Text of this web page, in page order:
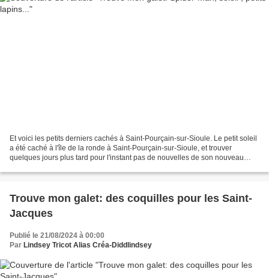
Et voici les petits derniers cachés à Saint-Pourçain-sur-Sioule. Le petit soleil
a été caché à l'île de la ronde à Saint-Pourçain-sur-Sioule, et trouver
quelques jours plus tard pour l'instant pas de nouvelles de son nouveau
Trouve mon galet: des coquilles pour les Saint-
Jacques
Publié le 21/08/2024 à 00:00
Par Lindsey Tricot Alias Créa-Diddlindsey